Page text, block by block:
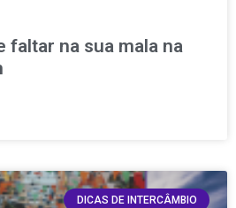
faltar na sua mala na
DICAS DE INTERCÂMBIO